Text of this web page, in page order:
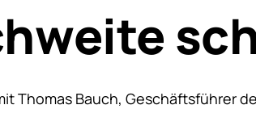
Thomas Bauch, Geschäftsführer